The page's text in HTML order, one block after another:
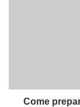
salsa
verdeCome